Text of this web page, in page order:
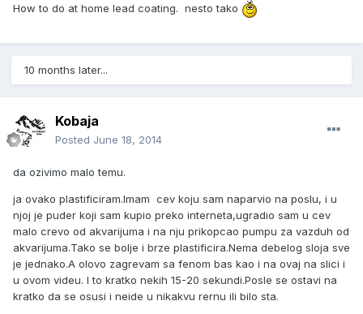
How to do at home lead coating. nesto tako
10 months later...
Kobaja
Posted June 18, 2014
da ozivimo malo temu.
ja ovako plastificiram.Imam cev koju sam naparvio na poslu, i u
njoj je puder koji sam kupio preko interneta,ugradio sam u cev
malo crevo od akvarijuma i na nju prikopcao pumpu za vazduh od
akvarijuma.Tako se bolje i brze plastificira.Nema debelog sloja sve
je jednako.A olovo zagrevam sa fenom bas kao i na ovaj na slici i
u ovom videu. I to kratko nekih 15-20 sekundi.Posle se ostavi na
kratko da se osusi i neide u nikakvu rernu ili bilo sta.